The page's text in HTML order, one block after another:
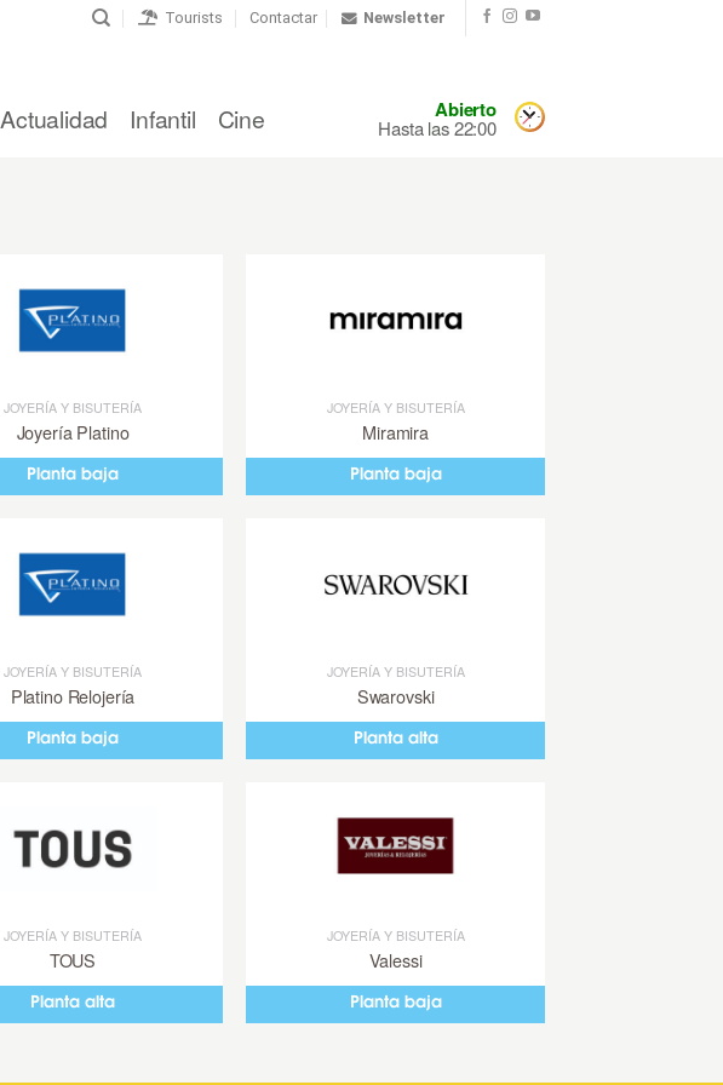
Tourists Contactar Newsletter
Actualidad Infantil Cine Abierto
Hasta las 22:00
JOYERÍA Y BISUTERÍA
Joyería Platino
Planta baja
JOYERÍA Y BISUTERÍA
Miramira
Planta baja
JOYERÍA Y BISUTERÍA
Platino Relojería
Planta baja
JOYERÍA Y BISUTERÍA
Swarovski
Planta alta
JOYERÍA Y BISUTERÍA
TOUS
Planta alta
JOYERÍA Y BISUTERÍA
Valessi
Planta baja